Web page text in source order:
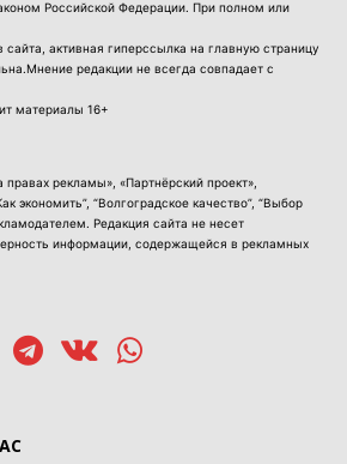
Российской Федерации. При полном или
активная гиперссылка на главную страницу
редакции не всегда совпадает с
материалы 16+
рекламы», «Партнёрский проект»,
экономить”, “Волгоградское качество”, “Выбор
Редакция сайта не несет
информации, содержащейся в рекламных